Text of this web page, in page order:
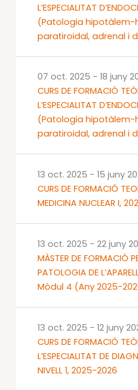
L’ESPECIALITAT
(Patologia hipotàlem-
paratiroidal, adrenal i
CURS DE FORMACIÓ
L’ESPECIALITAT
(Patologia hipotàlem-
paratiroidal, adrenal i
07 oct. 2025 - 18 juny
CURS DE FORMACIÓ
MEDICINA NUCLEAR I,
13 oct. 2025 - 15 juny
MÀSTER DE FORMACIÓ
PATOLOGIA DE
Mòdul 4 (Any 2025-
13 oct. 2025 - 22 juny
CURS DE FORMACIÓ
L’ESPECIALITAT DE
NIVELL 1, 2025-2026
13 oct. 2025 - 12 juny